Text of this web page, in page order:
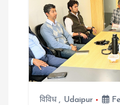
g
a
विविध, Udaipur